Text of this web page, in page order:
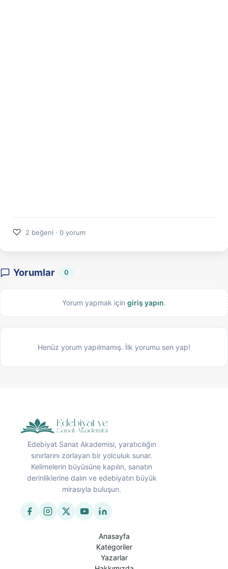
♡ 2 beğeni · 0 yorum
Yorumlar 0
Yorum yapmak için giriş yapın.
Henüz yorum yapılmamış. İlk yorumu sen yap!
Edebiyat Sanat Akademisi, yaratıcılığın
sınırlarını zorlayan bir yolculuk sunar.
Kelimelerin büyüsüne kapılın, sanatın
derinliklerine dalın ve edebiyatın büyük
mirasıyla buluşun.
Anasayfa
Kategoriler
Yazarlar